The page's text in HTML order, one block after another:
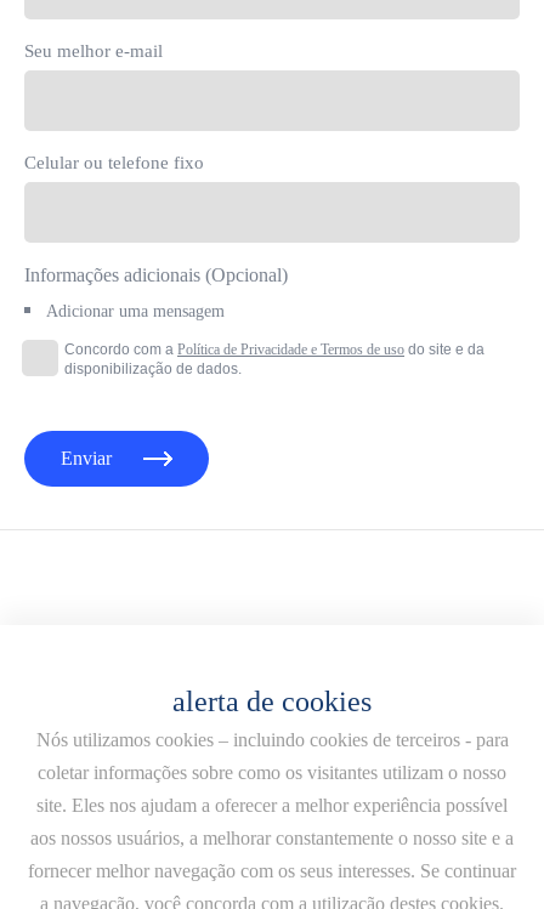
Seu melhor e-mail
Celular ou telefone fixo
Informações adicionais (Opcional)
Adicionar uma mensagem
Concordo com a Política de Privacidade e Termos de uso do site e da
disponibilização de dados.
Enviar
alerta de cookies
Nós utilizamos cookies – incluindo cookies de terceiros - para
coletar informações sobre como os visitantes utilizam o nosso
site. Eles nos ajudam a oferecer a melhor experiência possível
aos nossos usuários, a melhorar constantemente o nosso site e a
fornecer melhor navegação com os seus interesses. Se continuar
a navegação, você concorda com a utilização destes cookies.